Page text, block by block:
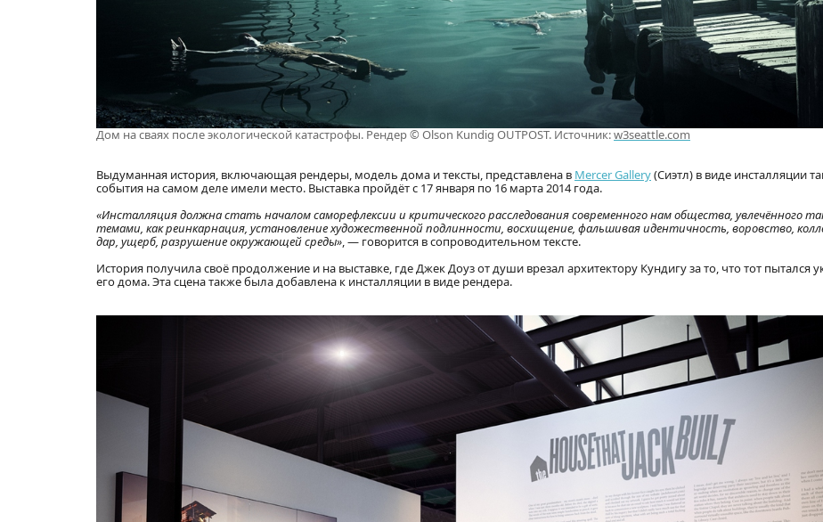
Дом на сваях после экологической катастрофы. Рендер © Olson Kundig OUTPOST. Источник:w3seattle.com
Выдуманная история, включающая рендеры, модель дома и тексты, представлена в Mercer Gallery(Сиэтл) в виде инсталляции
события на самом деле имели место. Выставка пройдёт с 17 января по 16 марта 2014 года.
«Инсталляция должна стать началом саморефлексии и критического расследования современного нам общества, увлечённого
темами, как реинкарнация, установление художественной подлинности, восхищение, фальшивая идентичность, воровство,
дар, ущерб, разрушение окружающей среды», — говорится в сопроводительном тексте.
История получила своё продолжение и на выставке, где Джек Доуз от души врезал архитектору Кундигу за то, что тот пытался
его дома. Эта сцена также была добавлена к инсталляции в виде рендера.